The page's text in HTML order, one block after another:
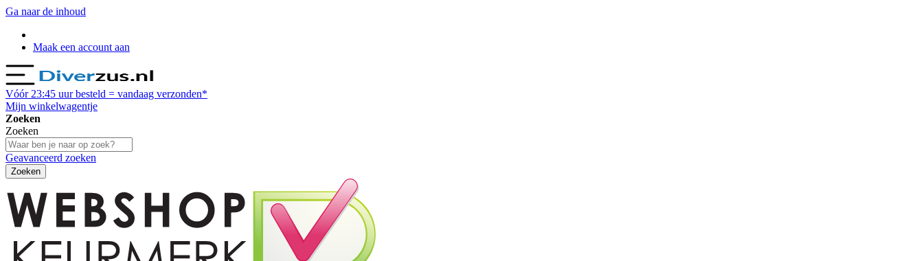
Ga naar de inhoud
Maak een account aan
Vóór 23:45 uur besteld = vandaag verzonden*
Mijn winkelwagentje
Zoeken
Zoeken
Geavanceerd zoeken
Zoeken